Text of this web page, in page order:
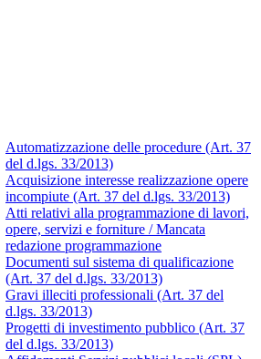
Automatizzazione delle procedure (Art. 37
del d.lgs. 33/2013)
Acquisizione interesse realizzazione opere
incompiute (Art. 37 del d.lgs. 33/2013)
Atti relativi alla programmazione di lavori,
opere, servizi e forniture / Mancata
redazione programmazione
Documenti sul sistema di qualificazione
(Art. 37 del d.lgs. 33/2013)
Gravi illeciti professionali (Art. 37 del
d.lgs. 33/2013)
Progetti di investimento pubblico (Art. 37
del d.lgs. 33/2013)